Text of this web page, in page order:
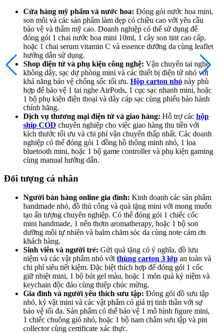
Cửa hàng mỹ phẩm và nước hoa: Đóng gói nước hoa mini,
son môi và các sản phẩm làm đẹp có chiều cao với yêu cầu
bảo vệ và thẩm mỹ cao. Doanh nghiệp có thể sử dụng để
đóng gói 1 chai nước hoa mini 10ml, 1 cây son tint cao cấp,
hoặc 1 chai serum vitamin C và essence dưỡng da cùng leaflet
hướng dẫn sử dụng.
Shop điện tử và phụ kiện công nghệ: Vận chuyển tai nghe
không dây, sạc dự phòng mini và các thiết bị điện tử nhỏ với
khả năng bảo vệ chống sốc tối ưu. Hộp carton nhỏ này phù
hợp để bảo vệ 1 tai nghe AirPods, 1 cục sạc nhanh mini, hoặc
1 bộ phụ kiện điện thoại và dây cáp sạc cùng phiếu bảo hành
chính hãng.
Dịch vụ thương mại điện tử và giao hàng: Hỗ trợ các hộp
ship COD chuyên nghiệp cho việc giao hàng thu tiền với
kích thước tối ưu và chi phí vận chuyển thấp nhất. Các doanh
nghiệp có thể đóng gói 1 đồng hồ thông minh nhỏ, 1 loa
bluetooth mini, hoặc 1 bộ game controller và phụ kiện gaming
cùng manual hướng dẫn.
Đối tượng cá nhân
Người bán hàng online gia đình: Kinh doanh các sản phẩm
handmade nhỏ, đồ thủ công và quà tặng mini với mong muốn
tạo ấn tượng chuyên nghiệp. Có thể đóng gói 1 chiếc cốc
mini handmade, 1 nến thơm aromatherapy, hoặc 1 bộ son
dưỡng môi tự nhiên và balm chăm sóc da cùng note cảm ơn
khách hàng.
Sinh viên và người trẻ: Gửi quà tặng có ý nghĩa, đồ lưu
niệm và các vật phẩm nhỏ với thùng carton 3 lớp an toàn và
chi phí siêu tiết kiệm. Đặc biệt thích hợp để đóng gói 1 cốc
giữ nhiệt mini, 1 bộ bút gel màu, hoặc 1 món quà kỷ niệm và
keychain độc đáo cùng thiệp chúc mừng.
Gia đình và người yêu thích sưu tập: Đóng gói đồ sưu tập
nhỏ, kỷ vật mini và các vật phẩm có giá trị tinh thần với sự
bảo vệ tối đa. Sản phẩm có thể bảo vệ 1 mô hình figure mini,
1 chiếc chuông gió nhỏ, hoặc 1 bộ nam châm sưu tập và pin
collector cùng certificate xác thực.